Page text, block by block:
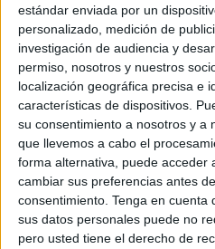
estándar enviada por un
personalizado, medición de
investigación de audiencia y
permiso, nosotros y nuestros
localización geográfica precisa e
características de dispositivos.
su consentimiento a nosotros y a
que llevemos a cabo el
forma alternativa, puede acceder
cambiar sus preferencias antes
consentimiento. Tenga en cuenta
sus datos personales puede no
pero usted tiene el derecho de
1.In Memoriam: A nuestro
García Jiménez
2.La ola de calor sigue:
ideal para poner el aire
3.Dolor en la Policía
Martín Cabello
4.Cómo adelantar la
100% de pensión y sin